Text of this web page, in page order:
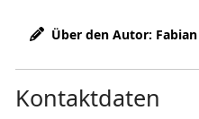
Über den Autor:
Kontaktdaten